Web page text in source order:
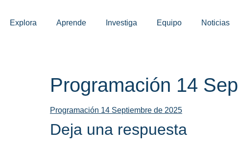
Explora Aprende Investiga Equipo Noticias
Programación 14
Programación 14 Septiembre de 2025
Deja una respuesta